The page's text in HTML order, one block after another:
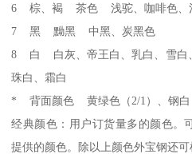
6 棕、褐 茶色 浅驼、咖啡色、
7 黑 黝黑 中黑、炭黑色
8 白 白灰、帝王白、乳白、雪白
珠白、霜白
* 背面颜色 黄绿色（2/1）、钢白
经典颜色：用户订货量多的颜色。
提供的颜色。除以上颜色外宝钢还可